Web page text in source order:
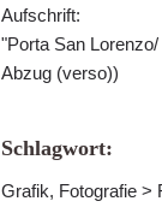
Aufschrift:
"Porta San
Abzug (verso))
Schlagwort:
Grafik, Fotografie >